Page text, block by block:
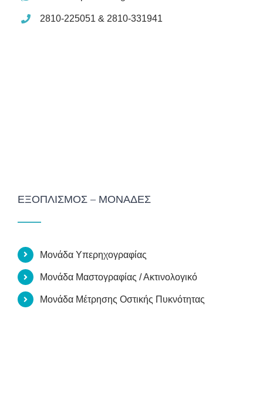
2810-225051 & 2810-331941
ΕΞΟΠΛΙΣΜΌΣ – ΜΟΝΆΔΕΣ
Μονάδα Υπερηχογραφίας
Μονάδα Μαστογραφίας / Ακτινολογικό
Μονάδα Μέτρησης Οστικής Πυκνότητας